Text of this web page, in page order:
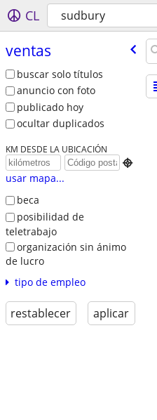
CL sudbury
ventas
buscar solo títulos
anuncio con foto
publicado hoy
ocultar duplicados
KM DESDE LA UBICACIÓN

usar mapa...
beca
posibilidad de
teletrabajo
organización sin ánimo
de lucro
tipo de empleo
restablecer aplicar